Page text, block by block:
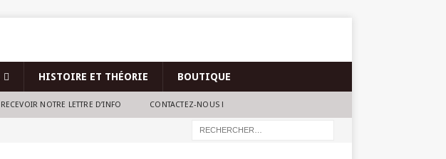
HISTOIRE ET THÉORIE BOUTIQUE
RECEVOIR NOTRE LETTRE D’INFO CONTACTEZ-NOUS !